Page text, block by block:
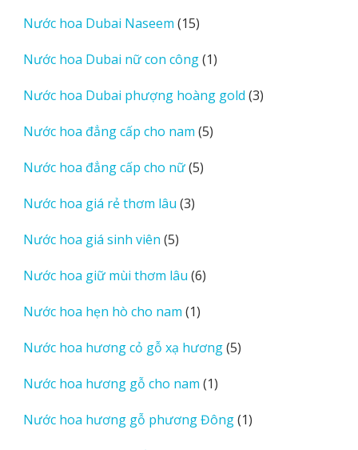
Nước hoa Dubai Naseem 1515
phẩm
Nước hoa Dubai nữ con công 11
phẩm
Nước hoa Dubai phượng hoàng gold 33
Nước hoa đẳng cấp cho nam 55
Nước hoa đẳng cấp cho nữ 55
Nước hoa giá rẻ thơm lâu 33
Nước hoa giá sinh viên 55
phẩm
Nước hoa giữ mùi thơm lâu 66
Nước hoa hẹn hò cho nam 11
phẩm
Nước hoa hương cỏ gỗ xạ hương 55
Nước hoa hương gỗ cho nam 11
phẩm
Nước hoa hương gỗ phương Đông 11